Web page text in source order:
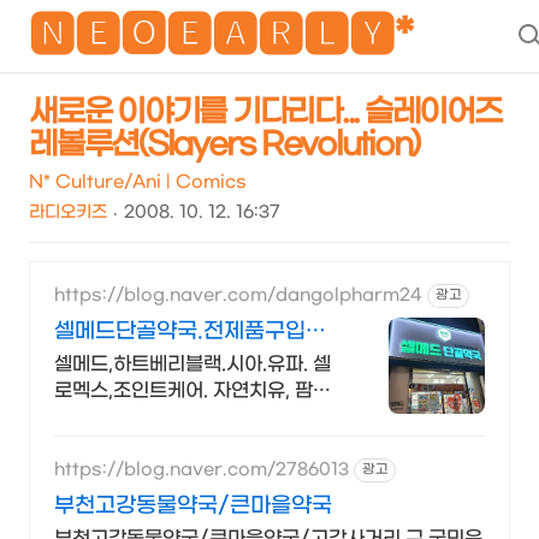
🅽🅴🅾🅴🅰🆁🅻🆈*
새로운 이야기를 기다리다... 슬레이어즈
레볼루션(Slayers Revolution)
N* Culture/Ani | Comics
라디오키즈
2008. 10. 12. 16:37
https://blog.naver.com/dangolpharm24 광고
셀메드단골약국.전제품구입가
능
셀메드,하트베리블랙.시아.유파. 셀
로멕스,조인트케어. 자연치유, 팜스,
https://blog.naver.com/2786013 광고
부천고강동물약국/큰마을약국